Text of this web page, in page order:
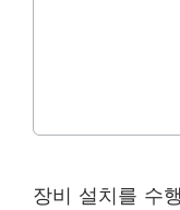
장비 설치를 수